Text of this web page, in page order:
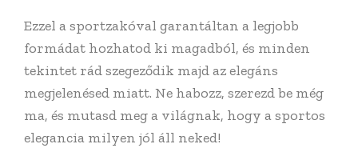
Ezzel a sportzakóval garantáltan a legjobb
formádat hozhatod ki magadból, és minden
tekintet rád szegeződik majd az elegáns
megjelenésed miatt. Ne habozz, szerezd be még
ma, és mutasd meg a világnak, hogy a sportos
elegancia milyen jól áll neked!